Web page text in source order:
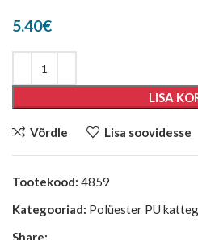
5.40€
LISA
Võrdle Lisa soovidesse
Tootekood: 4859
Kategooriad: Polüester PU
Share: